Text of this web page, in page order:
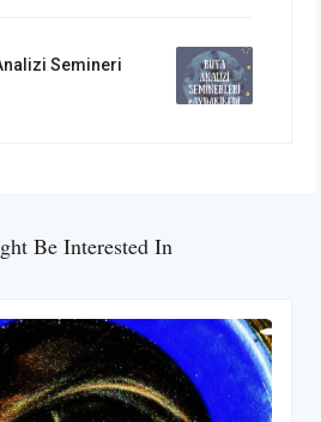
Semineri
Be Interested In